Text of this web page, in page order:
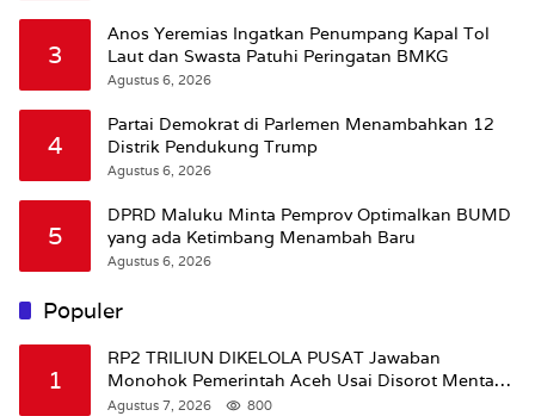
3
Anos Yeremias Ingatkan Penumpang Kapal Tol
Laut dan Swasta Patuhi Peringatan BMKG
Agustus 6, 2026
4
Partai Demokrat di Parlemen Menambahkan 12
Distrik Pendukung Trump
Agustus 6, 2026
5
DPRD Maluku Minta Pemprov Optimalkan BUMD
yang ada Ketimbang Menambah Baru
Agustus 6, 2026
Populer
1
RP2 TRILIUN DIKELOLA PUSAT Jawaban
Monohok Pemerintah Aceh Usai Disorot Mentan
Amran Soal Dana Pertanian
Agustus 7, 2026 800